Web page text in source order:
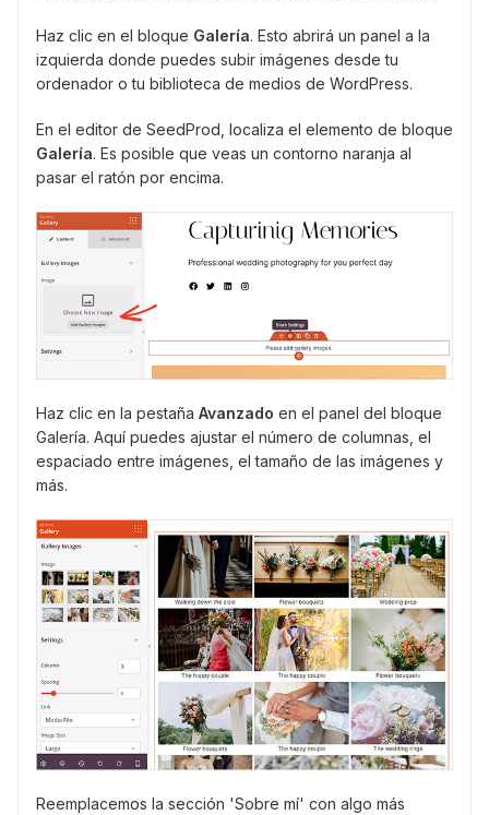
Haz clic en el bloque Galería. Esto abrirá un panel a la
izquierda donde puedes subir imágenes desde tu
ordenador o tu biblioteca de medios de WordPress.
En el editor de SeedProd, localiza el elemento de bloque
Galería. Es posible que veas un contorno naranja al
pasar el ratón por encima.
Haz clic en la pestaña Avanzado en el panel del bloque
Galería. Aquí puedes ajustar el número de columnas, el
espaciado entre imágenes, el tamaño de las imágenes y
más.
Reemplacemos la sección 'Sobre mí' con algo más